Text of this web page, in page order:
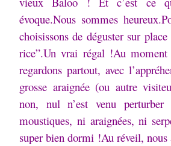
évoque.Nous sommes
choisissons de déguster sur
rice”.Un vrai régal !Au moment
regardons partout, avec
grosse araignée (ou autre
non, nul n’est venu
moustiques, ni araignées, ni
super bien dormi !Au réveil, nous